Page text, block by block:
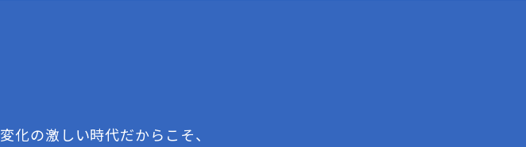
変化の激しい時代だからこそ、